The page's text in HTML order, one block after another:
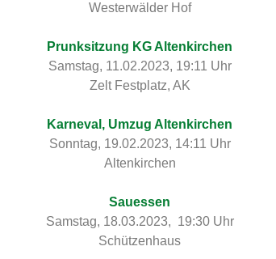
Westerwälder Hof
Prunksitzung KG Altenkirchen
Samstag, 11.02.2023, 19:11 Uhr
Zelt Festplatz, AK
Karneval, Umzug Altenkirchen
Sonntag, 19.02.2023, 14:11 Uhr
Altenkirchen
Sauessen
Samstag, 18.03.2023, 19:30 Uhr
Schützenhaus